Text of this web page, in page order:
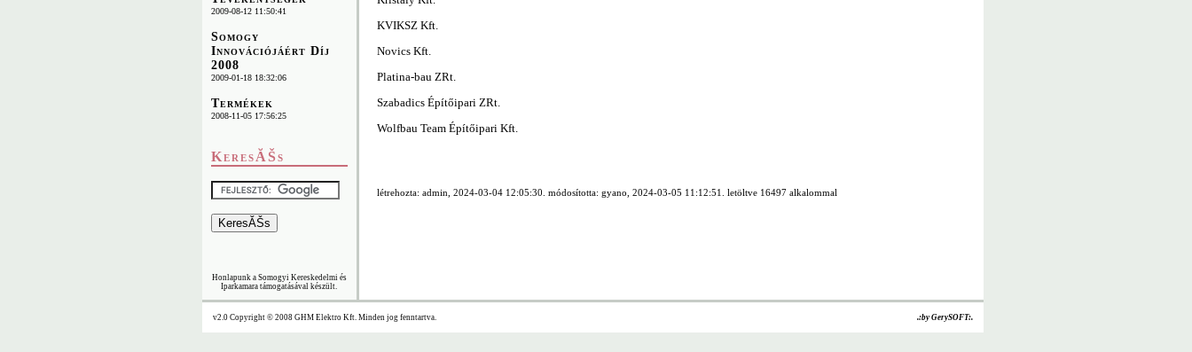
2009-08-12 11:50:41
Somogy
Innovációjáért Díj
2008
2009-01-18 18:32:06
Termékek
2008-11-05 17:56:25
KeresĂŠs
Honlapunk a Somogyi Kereskedelmi és
Iparkamara támogatásával készült.
KVIKSZ Kft.
Novics Kft.
Platina-bau ZRt.
Szabadics Építőipari ZRt.
Wolfbau Team Építőipari Kft.
létrehozta: admin, 2024-03-04 12:05:30. módosította: gyano, 2024-03-05 11:12:51. letöltve 16497 alkalommal
v2.0 Copyright © 2008 GHM Elektro Kft. Minden jog fenntartva. .:by GerySOFT:.